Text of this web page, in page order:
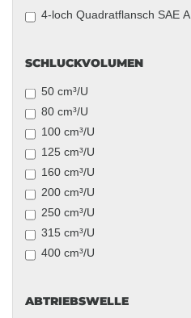
4-loch Quadratflansch SAE A
SCHLUCKVOLUMEN
SCHLUCKVOLUMEN
50 cm³/U
80 cm³/U
100 cm³/U
125 cm³/U
160 cm³/U
200 cm³/U
250 cm³/U
315 cm³/U
400 cm³/U
ABTRIEBSWELLE
ABTRIEBSWELLE